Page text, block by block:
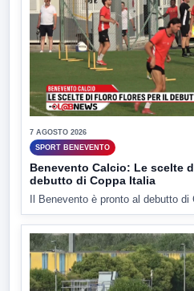
7 AGOSTO 2026
SPORT BENEVENTO
Benevento Calcio: Le scelte
debutto di Coppa Italia
Il Benevento è pronto al debutto